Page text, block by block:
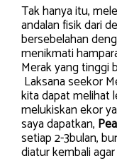
Tak hanya itu,
andalan fisik dari
bersebelahan
menikmati
Merak yang tinggi
Laksana seekor
kita dapat melihat
melukiskan ekor
saya dapatkan,
setiap 2-3bulan,
diatur kembali